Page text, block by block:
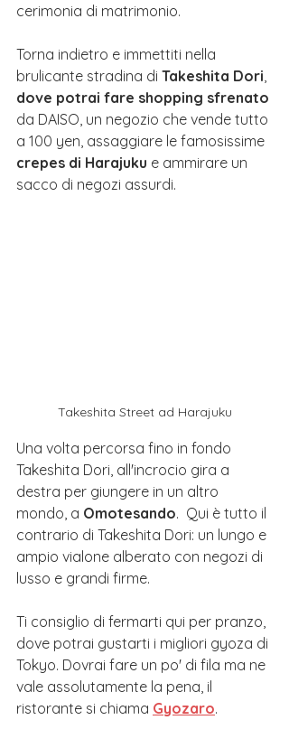
cerimonia di matrimonio.
Torna indietro e immettiti nella
brulicante stradina di Takeshita Dori,
dove potrai fare shopping sfrenato
da DAISO, un negozio che vende tutto
a 100 yen, assaggiare le famosissime
crepes di Harajuku e ammirare un
sacco di negozi assurdi.
Takeshita Street ad Harajuku
Una volta percorsa fino in fondo
Takeshita Dori, all'incrocio gira a
destra per giungere in un altro
mondo, a Omotesando.  Qui è tutto il
contrario di Takeshita Dori: un lungo e
ampio vialone alberato con negozi di
lusso e grandi firme.
Ti consiglio di fermarti qui per pranzo,
dove potrai gustarti i migliori gyoza di
Tokyo. Dovrai fare un po' di fila ma ne
vale assolutamente la pena, il
ristorante si chiama Gyozaro.